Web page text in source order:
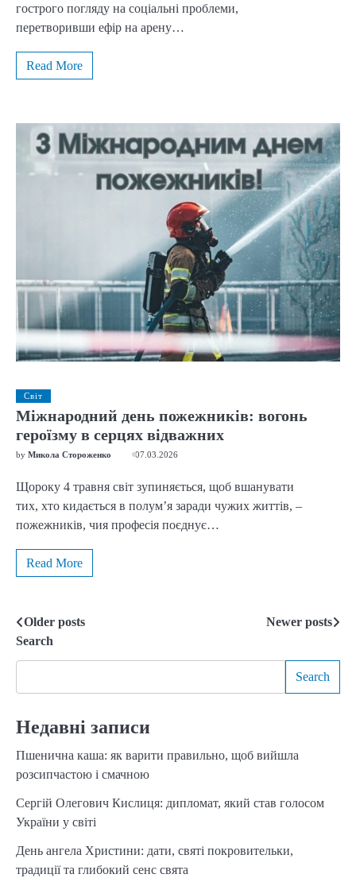
гострого погляду на соціальні проблеми,
перетворивши ефір на арену…
Read More
Світ
Міжнародний день пожежників: вогонь
героїзму в серцях відважних
by Микола Стороженко 07.03.2026
Щороку 4 травня світ зупиняється, щоб вшанувати
тих, хто кидається в полум’я заради чужих життів, –
пожежників, чия професія поєднує…
Read More
Posts
Older posts
Newer posts
Search
Search
Недавні записи
Пшенична каша: як варити правильно, щоб вийшла
розсипчастою і смачною
Сергій Олегович Кислиця: дипломат, який став голосом
України у світі
День ангела Христини: дати, святі покровительки,
традиції та глибокий сенс свята